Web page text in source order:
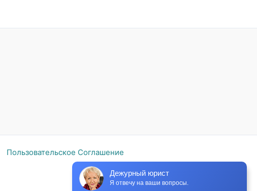
Пользовательское Соглашение
Дежурный юрист
Я отвечу на ваши вопросы.